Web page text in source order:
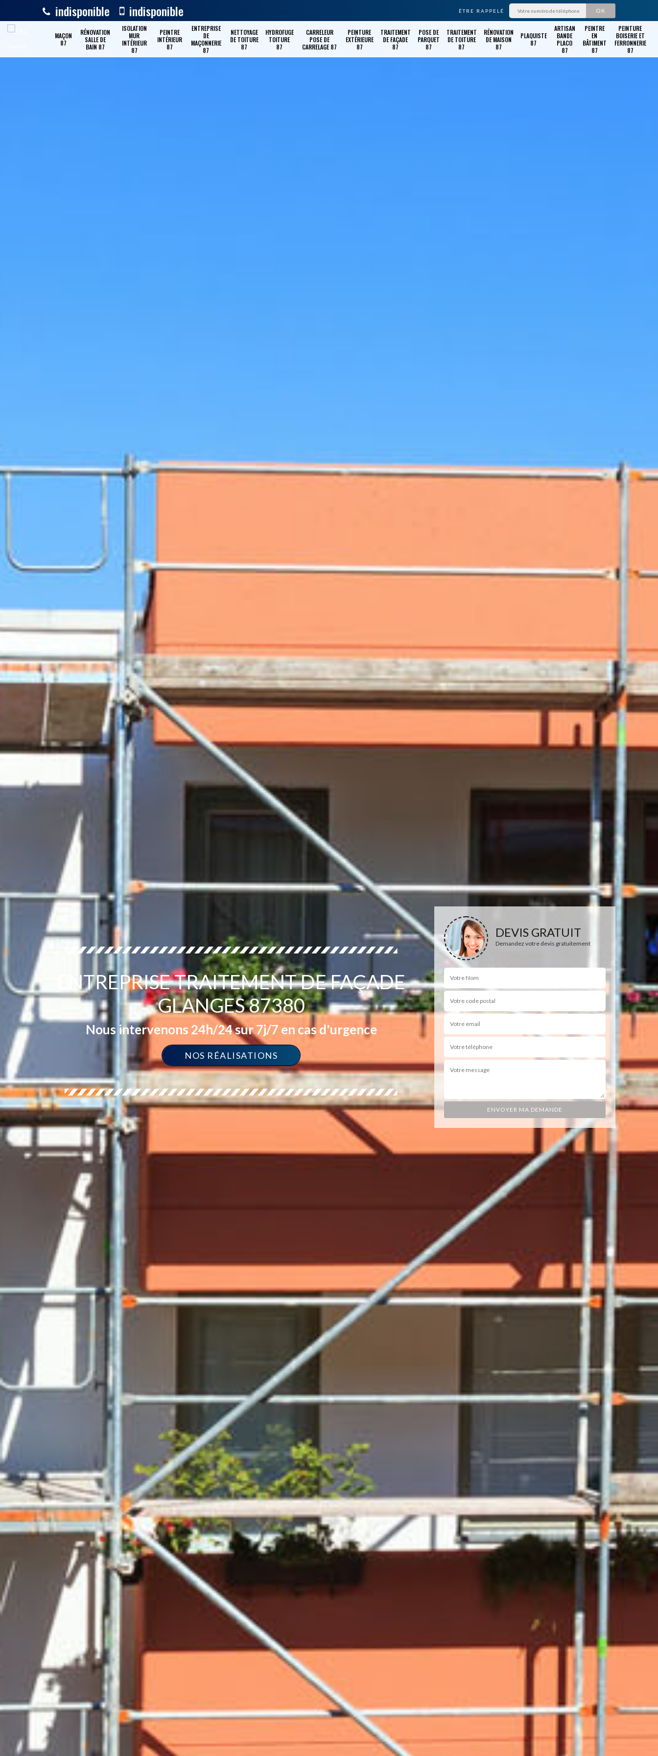
indisponible indisponible ÊTRE RAPPELÉ
MAÇON
87
RÉNOVATION
SALLE DE
BAIN 87
ISOLATION
MUR
INTÉRIEUR
87
PEINTRE
INTÉRIEUR
87
ENTREPRISE
DE
MAÇONNERIE
87
NETTOYAGE
DE TOITURE
87
HYDROFUGE
TOITURE
87
CARRELEUR
POSE DE
CARRELAGE 87
PEINTURE
EXTÉRIEURE
87
TRAITEMENT
DE FAÇADE
87
POSE DE
PARQUET
87
TRAITEMENT
DE TOITURE
87
RÉNOVATION
DE MAISON
87
PLAQUISTE
87
ARTISAN
BANDE
PLACO
87
PEINTRE
EN
BÂTIMENT
87
PEINTURE
BOISERIE ET
FERRONNERIE
87
ENTREPRISE TRAITEMENT DE FAÇADE
GLANGES 87380
Nous intervenons 24h/24 sur 7j/7 en cas d'urgence
NOS RÉALISATIONS
DEVIS GRATUIT
Demandez votre devis gratuitement